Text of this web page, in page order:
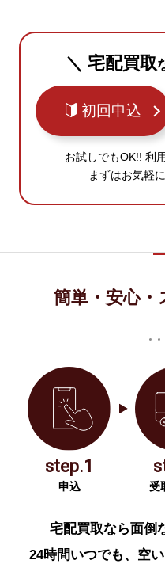
＼ 宅配買取
初回申込
お試しでもOK!! 利
まずはお気軽
簡単・安心・
step.1
申込 受
宅配買取なら面倒
24時間いつでも、空